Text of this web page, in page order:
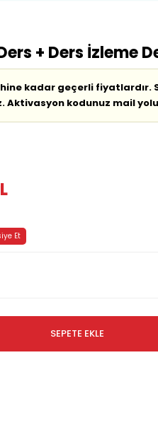
+ Ders İzleme
kadar geçerli fiyatlardır.
Aktivasyon kodunuz mail
Et
SEPETE EKLE